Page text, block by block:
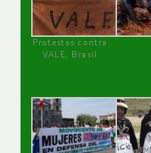
Protestas contra
VALE, Brasil